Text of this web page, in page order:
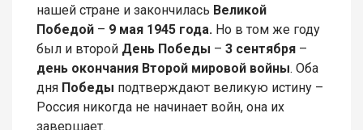
нашей стране и закончилась Великой
Победой – 9 мая 1945 года. Но в том же году
был и второй День Победы – 3 сентября –
день окончания Второй мировой войны. Оба
дня Победы подтверждают великую истину –
Россия никогда не начинает войн, она их
завершает.